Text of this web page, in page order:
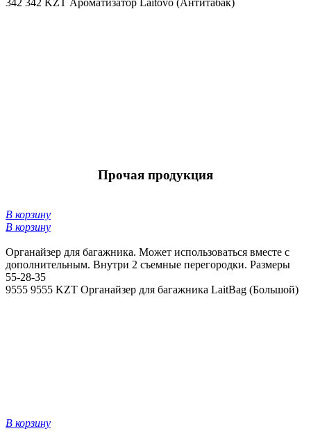
Прочая продукция
В корзину
В корзину
Органайзер для багажника. Может использоваться вместе с
дополнительным. Внутри 2 съемные перегородки. Размеры
55-28-35
9555 9555 KZT Органайзер для багажника LaitBag (Большой)
В корзину